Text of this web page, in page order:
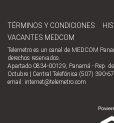
TÉRMINOS Y CONDICIONES
VACANTES MEDCOM
Telemetro es un canal de MEDCOM
derechos reservados.
Apartado 0834-00129, Panamá - Rep.
Octubre | Central Telefónica (507) 390-
email: internet@telemetro.com